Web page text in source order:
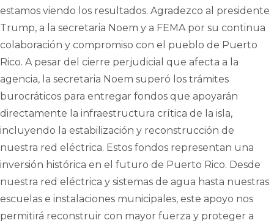
estamos viendo los resultados. Agradezco al presidente
Trump, a la secretaria Noem y a FEMA por su continua
colaboración y compromiso con el pueblo de Puerto
Rico. A pesar del cierre perjudicial que afecta a la
agencia, la secretaria Noem superó los trámites
burocráticos para entregar fondos que apoyarán
directamente la infraestructura crítica de la isla,
incluyendo la estabilización y reconstrucción de
nuestra red eléctrica. Estos fondos representan una
inversión histórica en el futuro de Puerto Rico. Desde
nuestra red eléctrica y sistemas de agua hasta nuestras
escuelas e instalaciones municipales, este apoyo nos
permitirá reconstruir con mayor fuerza y ​​proteger a